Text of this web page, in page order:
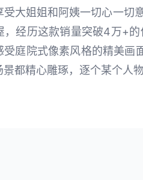
受大姐姐和阿姨一切心一切
，经历这款销量突破4万+
受庭院式像素风格的精美画
景都精心雕琢，逐个某个人